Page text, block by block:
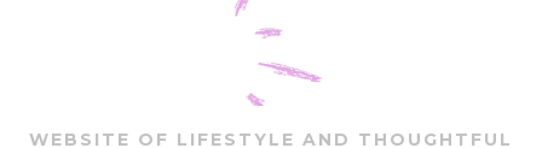
WEBSITE OF LIFESTYLE AND THOUGHTFUL